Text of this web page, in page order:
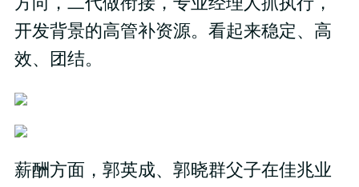
开发背景的高管补资源。看起来稳定、高
效、团结。
薪酬方面，郭英成、郭晓群父子在佳兆业